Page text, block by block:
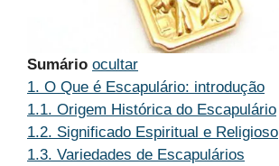
Sumário ocultar
1. O Que é Escapulário: introdução
1.1. Origem Histórica do Escapulário
1.2. Significado Espiritual e Religioso
1.3. Variedades de Escapulários